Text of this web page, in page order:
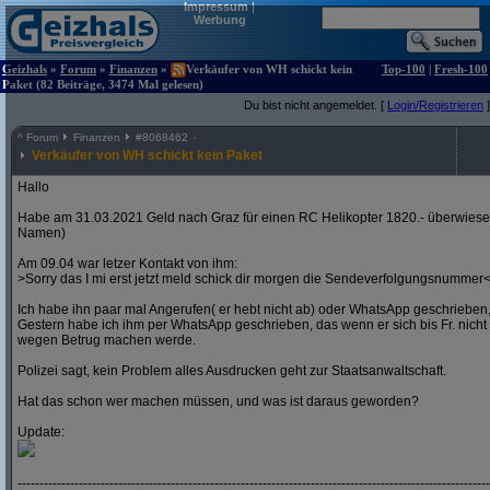
Impressum|
Werbung
Geizhals » Forum » Finanzen »
Verkäufer von WH schickt kein
Paket (82 Beiträge, 3474 Mal gelesen)
Top-100 | Fresh-100
Du bist nicht angemeldet. [ Login/Registrieren ]
^ Forum Finanzen #8068462
Verkäufer von WH schickt kein Paket
Hallo
Habe am 31.03.2021 Geld nach Graz für einen RC Helikopter 1820.-
Namen)
Am 09.04 war letzer Kontakt von ihm:
>Sorry das I mi erst jetzt meld schick dir morgen die Sendeverfolgungsnummer<
Ich habe ihn paar mal Angerufen( er hebt nicht ab) oder WhatsApp
Gestern habe ich ihm per WhatsApp geschrieben, das wenn er sich bis Fr.
wegen Betrug machen werde.
Polizei sagt, kein Problem alles Ausdrucken geht zur Staatsanwaltschaft.
Hat das schon wer machen müssen, und was ist daraus geworden?
Update: